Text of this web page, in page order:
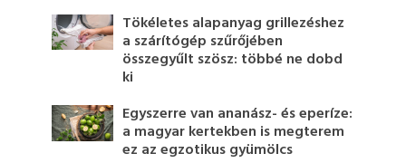
Tökéletes alapanyag grillezéshez
a szárítógép szűrőjében
összegyűlt szösz: többé ne dobd
ki
Egyszerre van ananász- és eperíze:
a magyar kertekben is megterem
ez az egzotikus gyümölcs